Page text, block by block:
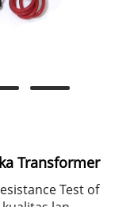
Transformer
Test of